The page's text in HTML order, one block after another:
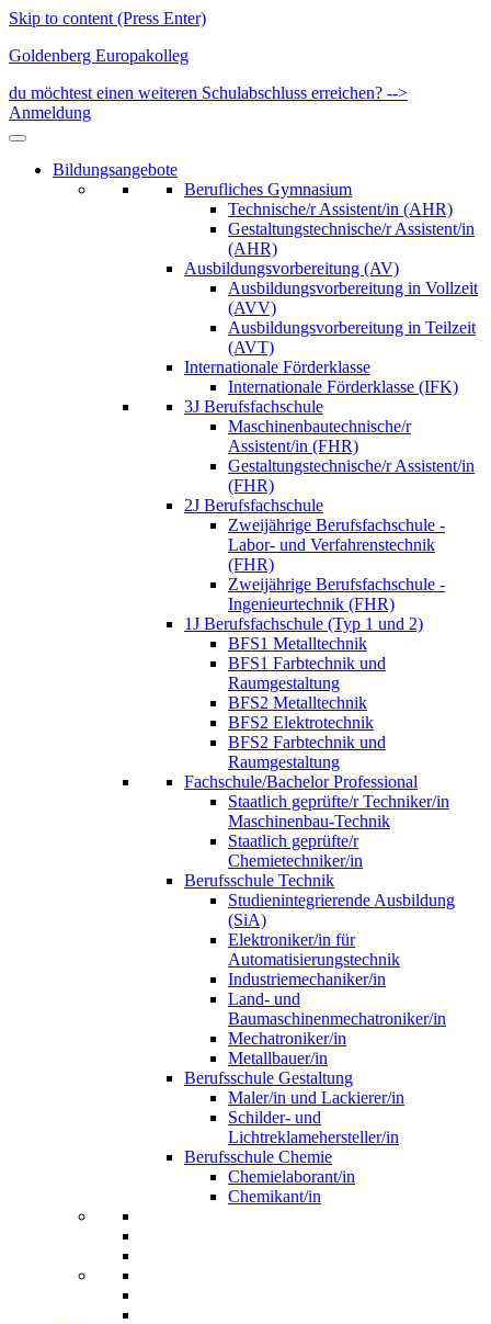
Skip to content (Press Enter)
Goldenberg Europakolleg
du möchtest einen weiteren Schulabschluss erreichen? -->
Anmeldung
Bildungsangebote
Berufliches Gymnasium
Technische/r Assistent/in (AHR)
Gestaltungstechnische/r Assistent/in
(AHR)
Ausbildungsvorbereitung (AV)
Ausbildungsvorbereitung in Vollzeit
(AVV)
Ausbildungsvorbereitung in Teilzeit
(AVT)
Internationale Förderklasse
Internationale Förderklasse (IFK)
3J Berufsfachschule
Maschinenbautechnische/r
Assistent/in (FHR)
Gestaltungstechnische/r Assistent/in
(FHR)
2J Berufsfachschule
Zweijährige Berufsfachschule -
Labor- und Verfahrenstechnik
(FHR)
Zweijährige Berufsfachschule -
Ingenieurtechnik (FHR)
1J Berufsfachschule (Typ 1 und 2)
BFS1 Metalltechnik
BFS1 Farbtechnik und
Raumgestaltung
BFS2 Metalltechnik
BFS2 Elektrotechnik
BFS2 Farbtechnik und
Raumgestaltung
Fachschule/Bachelor Professional
Staatlich geprüfte/r Techniker/in
Maschinenbau-Technik
Staatlich geprüfte/r
Chemietechniker/in
Berufsschule Technik
Studienintegrierende Ausbildung
(SiA)
Elektroniker/in für
Automatisierungstechnik
Industriemechaniker/in
Land- und
Baumaschinenmechatroniker/in
Mechatroniker/in
Metallbauer/in
Berufsschule Gestaltung
Maler/in und Lackierer/in
Schilder- und
Lichtreklamehersteller/in
Berufsschule Chemie
Chemielaborant/in
Chemikant/in